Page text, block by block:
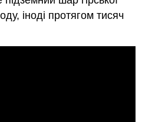
іноді протягом тисяч